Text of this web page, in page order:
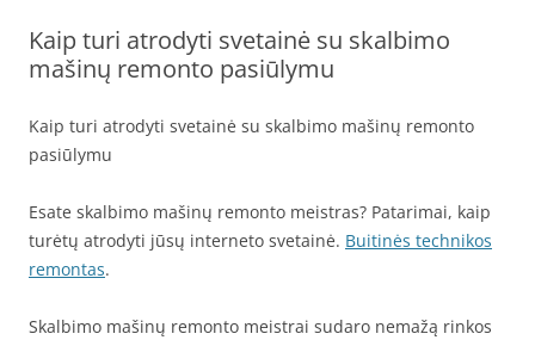
Kaip turi atrodyti svetainė su skalbimo
mašinų remonto pasiūlymu
Kaip turi atrodyti svetainė su skalbimo mašinų remonto
pasiūlymu
Esate skalbimo mašinų remonto meistras? Patarimai, kaip
turėtų atrodyti jūsų interneto svetainė. Buitinės technikos
remontas.
Skalbimo mašinų remonto meistrai sudaro nemažą rinkos